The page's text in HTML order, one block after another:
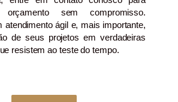
sem compromisso.
atendimento ágil e, mais importante,
de seus projetos em verdadeiras
resistem ao teste do tempo.